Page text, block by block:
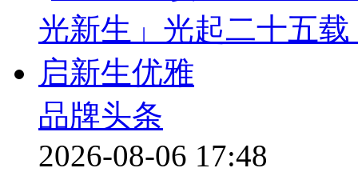
品牌头条
2026-08-06 17:48